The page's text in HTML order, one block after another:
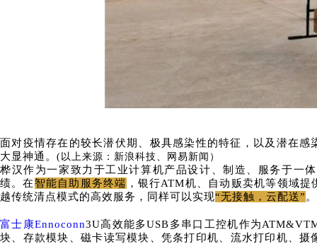
面对疫情存在的较长潜伏期、极具感染性的特征，以及潜在
大显神通。 (以上来源：新浪科技、网易新闻）
桦汉作为一家致力于工业计算机产品设计、制造、服务于一
绩。在 智能自助服务终端 ，银行ATM机、自动贩卖机等领域提
越传统清点模式的高效服务，同样可以实现“无接触，云配送” 。
富士康Ennoconn3U高效能多USB多串口工控机作为
块、存款模块、磁卡读写模块、凭条打印机、流水打印机、